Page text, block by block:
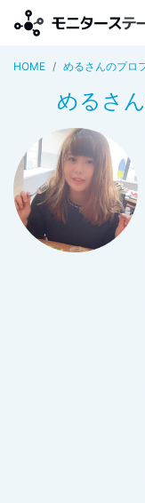
HOME めるさんのプロ
めるさ